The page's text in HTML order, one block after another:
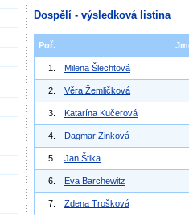
Dospělí - výsledková listina
Poř.
1. Milena Šlechtová
2. Věra Žemličková
3. Katarína Kučerová
4. Dagmar Zinková
5. Jan Štika
6. Eva Barchewitz
7. Zdena Trošková